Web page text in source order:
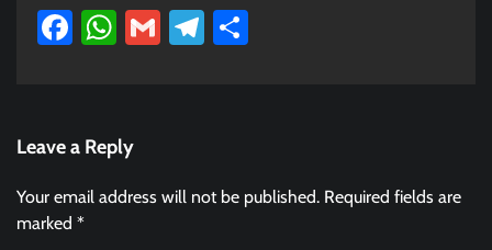
Facebook
WhatsApp
GmailTelegram
Leave a Reply
Your email address will not be published. Required fields are
marked *